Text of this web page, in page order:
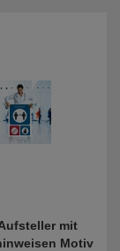
mit
Motiv